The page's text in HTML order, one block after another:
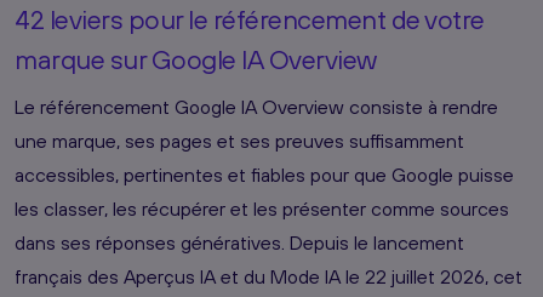
42 leviers pour le référencement de votre
marque sur Google IA Overview
Le référencement Google IA Overview consiste à rendre
une marque, ses pages et ses preuves suffisamment
accessibles, pertinentes et fiables pour que Google puisse
les classer, les récupérer et les présenter comme sources
dans ses réponses génératives. Depuis le lancement
français des Aperçus IA et du Mode IA le 22 juillet 2026, cet